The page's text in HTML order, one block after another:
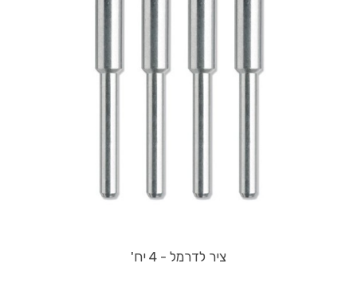
ציר לדרמל - 4 יח'